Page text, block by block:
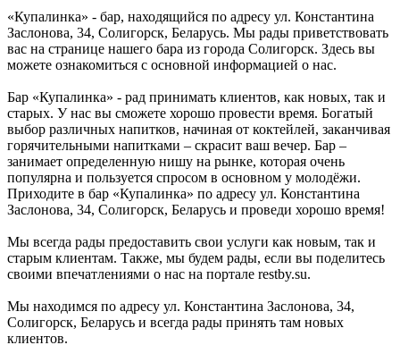
«Купалинка» - бар, находящийся по адресу ул. Константина
Заслонова, 34, Солигорск, Беларусь. Мы рады приветствовать
вас на странице нашего бара из города Солигорск. Здесь вы
можете ознакомиться с основной информацией о нас.
Бар «Купалинка» - рад принимать клиентов, как новых, так и
старых. У нас вы сможете хорошо провести время. Богатый
выбор различных напитков, начиная от коктейлей, заканчивая
горячительными напитками – скрасит ваш вечер. Бар –
занимает определенную нишу на рынке, которая очень
популярна и пользуется спросом в основном у молодёжи.
Приходите в бар «Купалинка» по адресу ул. Константина
Заслонова, 34, Солигорск, Беларусь и проведи хорошо время!
Мы всегда рады предоставить свои услуги как новым, так и
старым клиентам. Также, мы будем рады, если вы поделитесь
своими впечатлениями о нас на портале restby.su.
Мы находимся по адресу ул. Константина Заслонова, 34,
Солигорск, Беларусь и всегда рады принять там новых
клиентов.